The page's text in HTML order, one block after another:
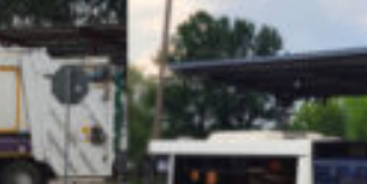
Podaj stan wodomierza
Kontakt